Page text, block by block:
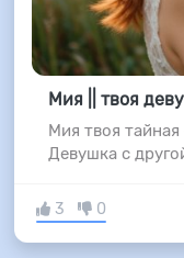
Мия || твоя
Мия твоя
Девушка с
3 0